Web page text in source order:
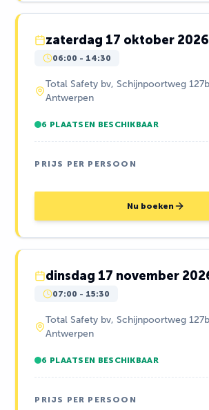
zaterdag 17 oktober 2026
06:00 - 14:30
Total Safety bv, Schijnpoortweg
Antwerpen
6 PLAATSEN BESCHIKBAAR
PRIJS PER PERSOON
Nu boeken
dinsdag 17 november
07:00 - 15:30
Total Safety bv, Schijnpoortweg
Antwerpen
6 PLAATSEN BESCHIKBAAR
PRIJS PER PERSOON